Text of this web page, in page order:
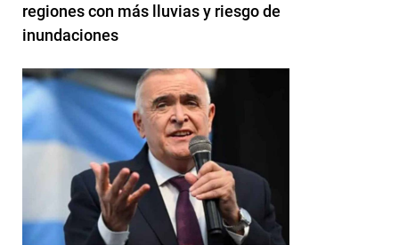
regiones con más lluvias y riesgo de
inundaciones